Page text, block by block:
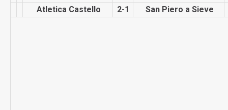
Atletica Castello
2-1 San Piero a Sieve